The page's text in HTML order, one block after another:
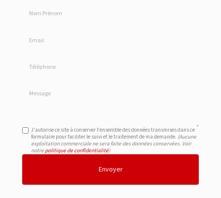
J'autorise ce site à conserver l'ensemble des données transmises dans ce
formulaire pour faciliter le suivi et le traitement de ma demande. (Aucune
exploitation commerciale ne sera faite des données conservées. Voir
notre politique de confidentialité)